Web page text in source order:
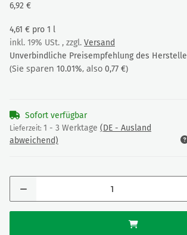
6,92 €
4,61 € pro 1 l
inkl. 19% USt. , zzgl. Versand
Unverbindliche Preisempfehlung des
(Sie sparen 10.01%, also 0,77 €)
Sofort verfügbar
Lieferzeit: 1 - 3 Werktage (DE - Ausland
abweichend)